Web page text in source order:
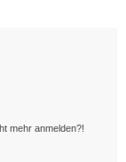
mehr anmelden?!